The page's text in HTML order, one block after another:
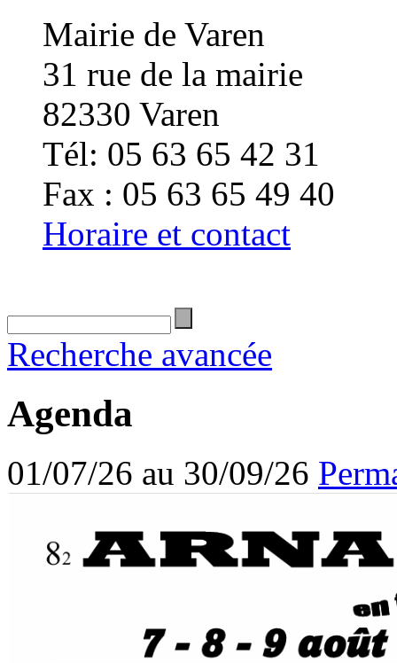
Mairie de Varen
31 rue de la mairie
82330 Varen
Tél: 05 63 65 42 31
Fax : 05 63 65 49 40
Horaire et contact
Recherche avancée
Agenda
01/07/26 au 30/09/26